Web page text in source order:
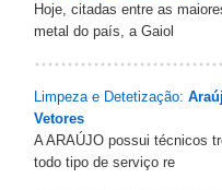
Hoje, citadas entre as
metal do país, a Gaiol
Limpeza e Detetização:
Vetores
A ARAÚJO possui técnicos
todo tipo de serviço re